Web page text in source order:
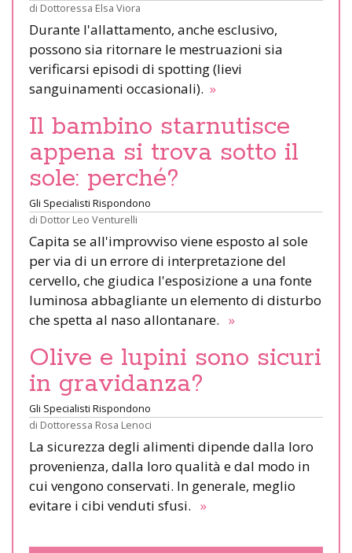
di Dottoressa Elsa Viora
Durante l'allattamento, anche esclusivo,
possono sia ritornare le mestruazioni sia
verificarsi episodi di spotting (lievi
sanguinamenti occasionali). »
Il bambino starnutisce
appena si trova sotto il
sole: perché?
Gli Specialisti Rispondono
di Dottor Leo Venturelli
Capita se all'improvviso viene esposto al sole
per via di un errore di interpretazione del
cervello, che giudica l'esposizione a una fonte
luminosa abbagliante un elemento di disturbo
che spetta al naso allontanare. »
Olive e lupini sono sicuri
in gravidanza?
Gli Specialisti Rispondono
di Dottoressa Rosa Lenoci
La sicurezza degli alimenti dipende dalla loro
provenienza, dalla loro qualità e dal modo in
cui vengono conservati. In generale, meglio
evitare i cibi venduti sfusi. »